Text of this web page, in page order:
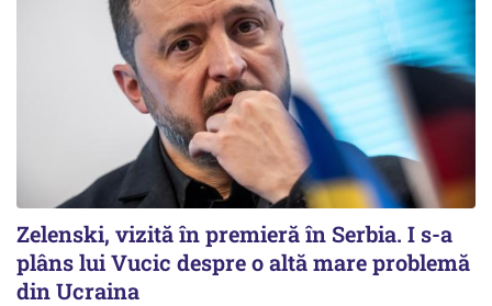
Zelenski, vizită în premieră în Serbia. I s-a
plâns lui Vucic despre o altă mare problemă
din Ucraina